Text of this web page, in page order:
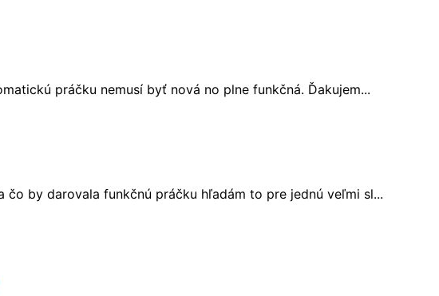
práčku nemusí byť nová no plne funkčná. Ďakujem...
čo by darovala funkčnú práčku hľadám to pre jednú veľmi sl...